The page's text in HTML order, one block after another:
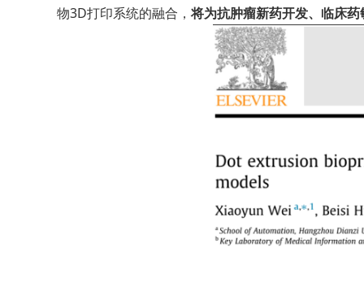
物3D打印系统的融合，将为抗肿瘤新药开发、临床